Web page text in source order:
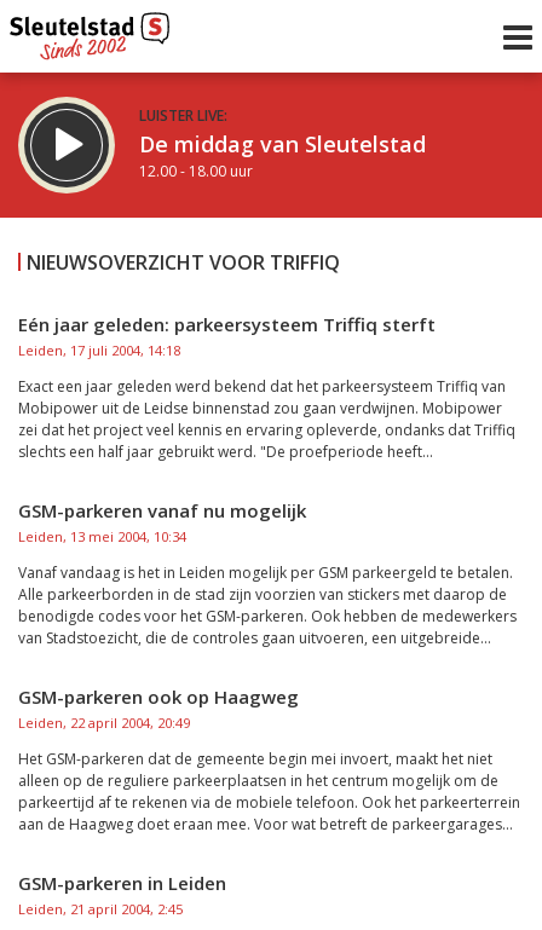
LUISTER LIVE:
De middag van Sleutelstad
12.00 - 18.00 uur
De avond van Sleutelstad
Inklappen
NIEUWSOVERZICHT VOOR TRIFFIQ
Eén jaar geleden: parkeersysteem Triffiq sterft
Leiden, 17 juli 2004, 14:18
Exact een jaar geleden werd bekend dat het parkeersysteem Triffiq van
Mobipower uit de Leidse binnenstad zou gaan verdwijnen. Mobipower
zei dat het project veel kennis en ervaring opleverde, ondanks dat Triffiq
slechts een half jaar gebruikt werd. "De proefperiode heeft...
GSM-parkeren vanaf nu mogelijk
Leiden, 13 mei 2004, 10:34
Vanaf vandaag is het in Leiden mogelijk per GSM parkeergeld te betalen.
Alle parkeerborden in de stad zijn voorzien van stickers met daarop de
benodigde codes voor het GSM-parkeren. Ook hebben de medewerkers
van Stadstoezicht, die de controles gaan uitvoeren, een uitgebreide...
GSM-parkeren ook op Haagweg
Leiden, 22 april 2004, 20:49
Het GSM-parkeren dat de gemeente begin mei invoert, maakt het niet
alleen op de reguliere parkeerplaatsen in het centrum mogelijk om de
parkeertijd af te rekenen via de mobiele telefoon. Ook het parkeerterrein
aan de Haagweg doet eraan mee. Voor wat betreft de parkeergarages...
GSM-parkeren in Leiden
Leiden, 21 april 2004, 2:45